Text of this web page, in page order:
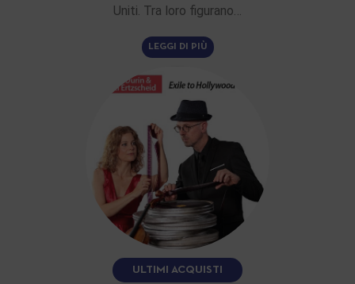
Uniti. Tra loro figurano…
LEGGI DI PIÙ
ULTIMI ACQUISTI